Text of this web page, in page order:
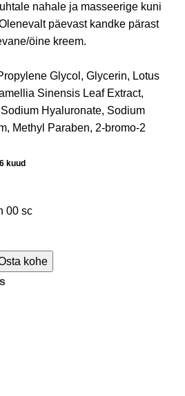
nahale ja masseerige kuni
päevast kandke pärast
öine kreem.
Glycol, Glycerin, Lotus
Sinensis Leaf Extract,
Hyaluronate, Sodium
Methyl Paraben, 2-bromo-2
kuud
00 sc
kohe